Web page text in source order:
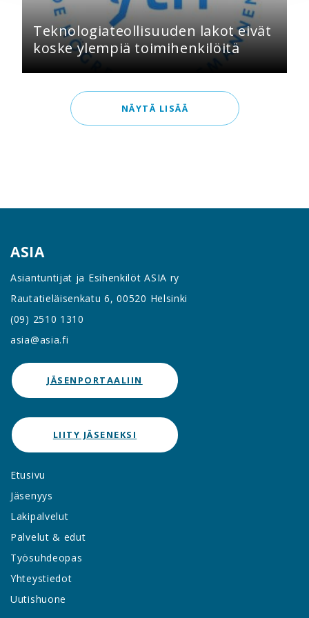
Teknologiateollisuuden lakot eivät
koske ylempiä toimihenkilöitä
NÄYTÄ LISÄÄ
ASIA
Asiantuntijat ja Esihenkilöt ASIA ry
Rautatieläisenkatu 6, 00520 Helsinki
(09) 2510 1310
asia@asia.fi
JÄSENPORTAALIIN
LIITY JÄSENEKSI
Etusivu
Jäsenyys
Lakipalvelut
Palvelut & edut
Työsuhdeopas
Yhteystiedot
Uutishuone